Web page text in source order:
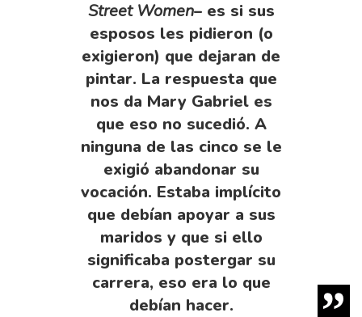
Street Women– es si sus
esposos les pidieron (o
exigieron) que dejaran de
pintar. La respuesta que
nos da Mary Gabriel es
que eso no sucedió. A
ninguna de las cinco se le
exigió abandonar su
vocación. Estaba implícito
que debían apoyar a sus
maridos y que si ello
significaba postergar su
carrera, eso era lo que
debían hacer.